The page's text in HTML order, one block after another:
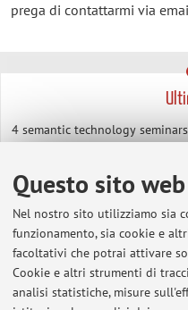
Questo sito
Nel nostro sito utilizziamo sia
funzionamento, sia cookie e
facoltativi che potrai attivare
Cookie e altri strumenti di
analisi statistiche, misure
prega di contattarmi via
4 semantic technology
Roberto Pieraccini's (Google)
Thursday March 7th
Pubblicato il: 06 marzo 2019
Verbalizzazione Informatica di
Pubblicato il: 28 maggio 2018